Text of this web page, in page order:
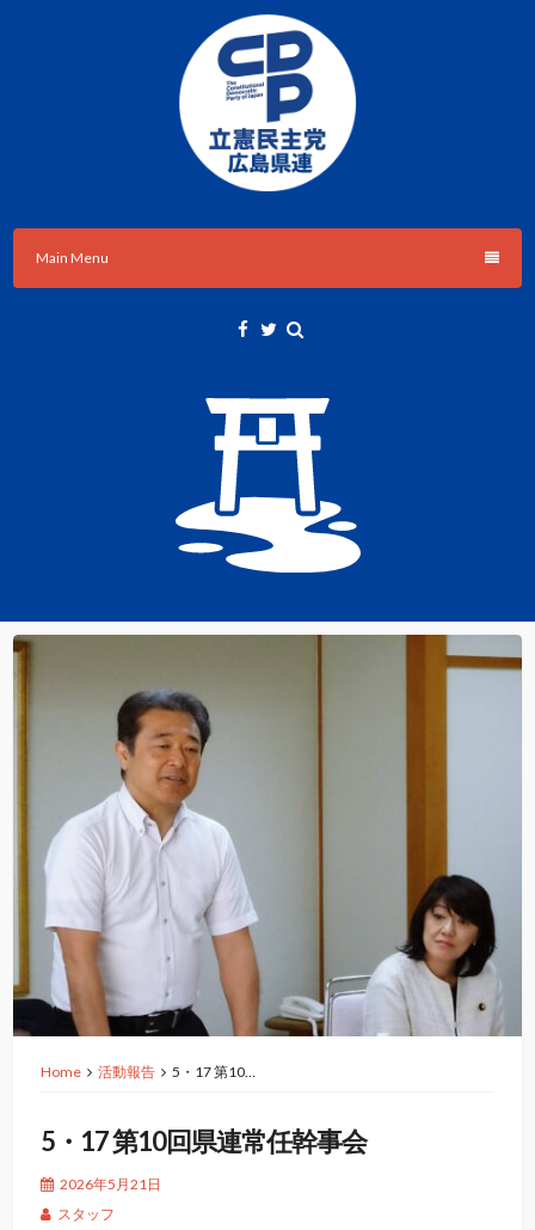
立憲民主党広島県総支部連合会
Main Menu
Home 活動報告 5・17 第10…
5・17 第10回県連常任幹事会
2026年5月21日
スタッフ